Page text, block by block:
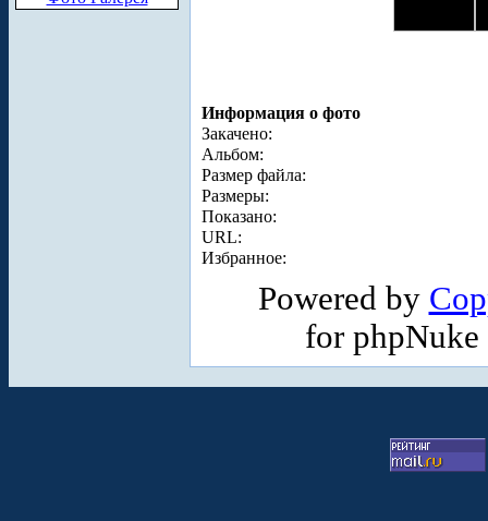
Информация о фото
Закачено:
Альбом:
Размер файла:
Размеры:
Показано:
URL:
Избранное:
Powered by
for